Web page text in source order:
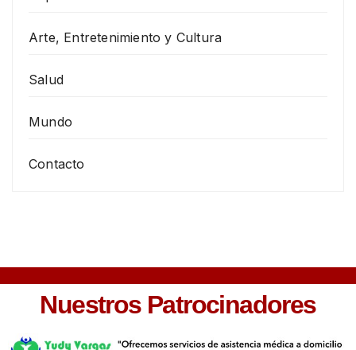
Arte, Entretenimiento y Cultura
Salud
Mundo
Contacto
Nuestros Patrocinadores